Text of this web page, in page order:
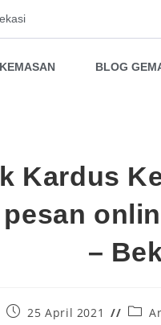
BLOG
Kardus
–
25 April 2021